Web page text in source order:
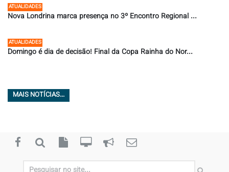
ATUALIDADES
Nova Londrina marca presença no 3º Encontro Regional ...
ATUALIDADES
Domingo é dia de decisão! Final da Copa Rainha do Nor...
MAIS NOTÍCIAS...